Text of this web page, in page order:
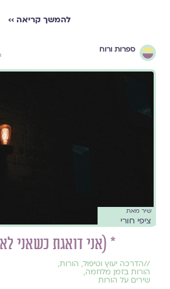
להמשך קריאה ››
ספרות ורוח
שיר מאת
ציפי חורי
* (אני דואגת כשאני
//הדרכה יעוץ וטיפול, הורות,
הורות בזמן מלחמה,
שירים על הורות